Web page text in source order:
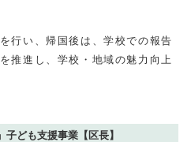
行い、帰国後は、学校での報告
推進し、学校・地域の魅力向上
ども支援事業【区長】